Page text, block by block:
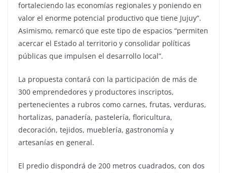
fortaleciendo las economías regionales y poniendo en
valor el enorme potencial productivo que tiene Jujuy”.
Asimismo, remarcó que este tipo de espacios “permiten
acercar el Estado al territorio y consolidar políticas
públicas que impulsen el desarrollo local”.
La propuesta contará con la participación de más de
300 emprendedores y productores inscriptos,
pertenecientes a rubros como carnes, frutas, verduras,
hortalizas, panadería, pastelería, floricultura,
decoración, tejidos, mueblería, gastronomía y
artesanías en general.
El predio dispondrá de 200 metros cuadrados, con dos